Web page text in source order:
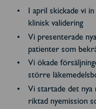
I april skickade vi
klinisk validering
Vi presenterade
patienter som
Vi ökade
större
Vi startade det nya
riktad nyemission